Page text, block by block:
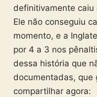
definitivamente caiu
Ele não conseguiu
momento, e a
por 4 a 3 nos
dessa história que
documentadas, que
compartilhar agora: